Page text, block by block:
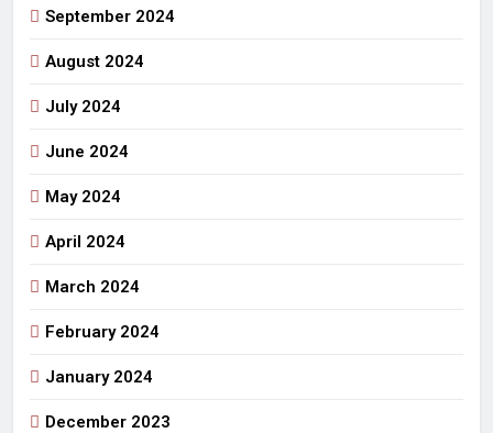
September 2024
August 2024
July 2024
June 2024
May 2024
April 2024
March 2024
February 2024
January 2024
December 2023